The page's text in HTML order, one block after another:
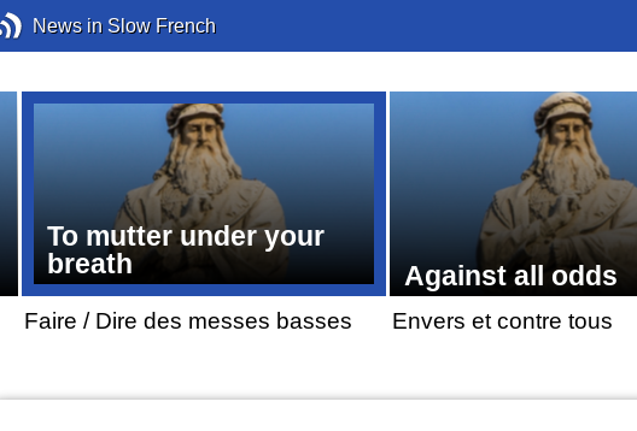
News in Slow French
To mutter under your
breath
Faire / Dire des messes basses
Against all odds
Envers et contre tous